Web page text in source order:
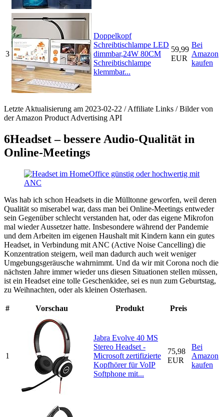
3
Doppelkopf
Schreibtischlampe LED
dimmbar,24W 80CM
Schreibtischlampe
klemmbar...
59,99
EUR
Bei
Amazon
kaufen
Letzte Aktualisierung am 2023-02-22 / Affiliate Links / Bilder von
der Amazon Product Advertising API
6Headset – bessere Audio-Qualität in
Online-Meetings
Was hab ich schon Headsets in die Mülltonne geworfen, weil deren
Qualität so miserabel war, dass man bei Online-Meetings entweder
sein Gegenüber schlecht verstanden hat, oder das eigene Mikrofon
mal wieder Aussetzer hatte. Insbesondere während der Pandemie
und dem Arbeiten im eigenen Haushalt mit Kindern kann ein gutes
Headset, in Verbindung mit ANC (Active Noise Cancelling) die
Konzentration steigern, weil man dadurch auch weit weniger
Umgebungsgeräusche wahrnimmt. Und da wir mit Corona noch die
nächsten Jahre immer wieder uns diesen Situationen stellen müssen,
ist ein Headset eine tolle Geschenkidee, sei es nun zum Geburtstag,
zu Weihnachten, oder als kleinen Osterhasen.
# Vorschau Produkt Preis
1
Jabra Evolve 40 MS
Stereo Headset -
Microsoft zertifizierte
Kopfhörer für VoIP
Softphone mit...
75,98
EUR
Bei
Amazon
kaufen